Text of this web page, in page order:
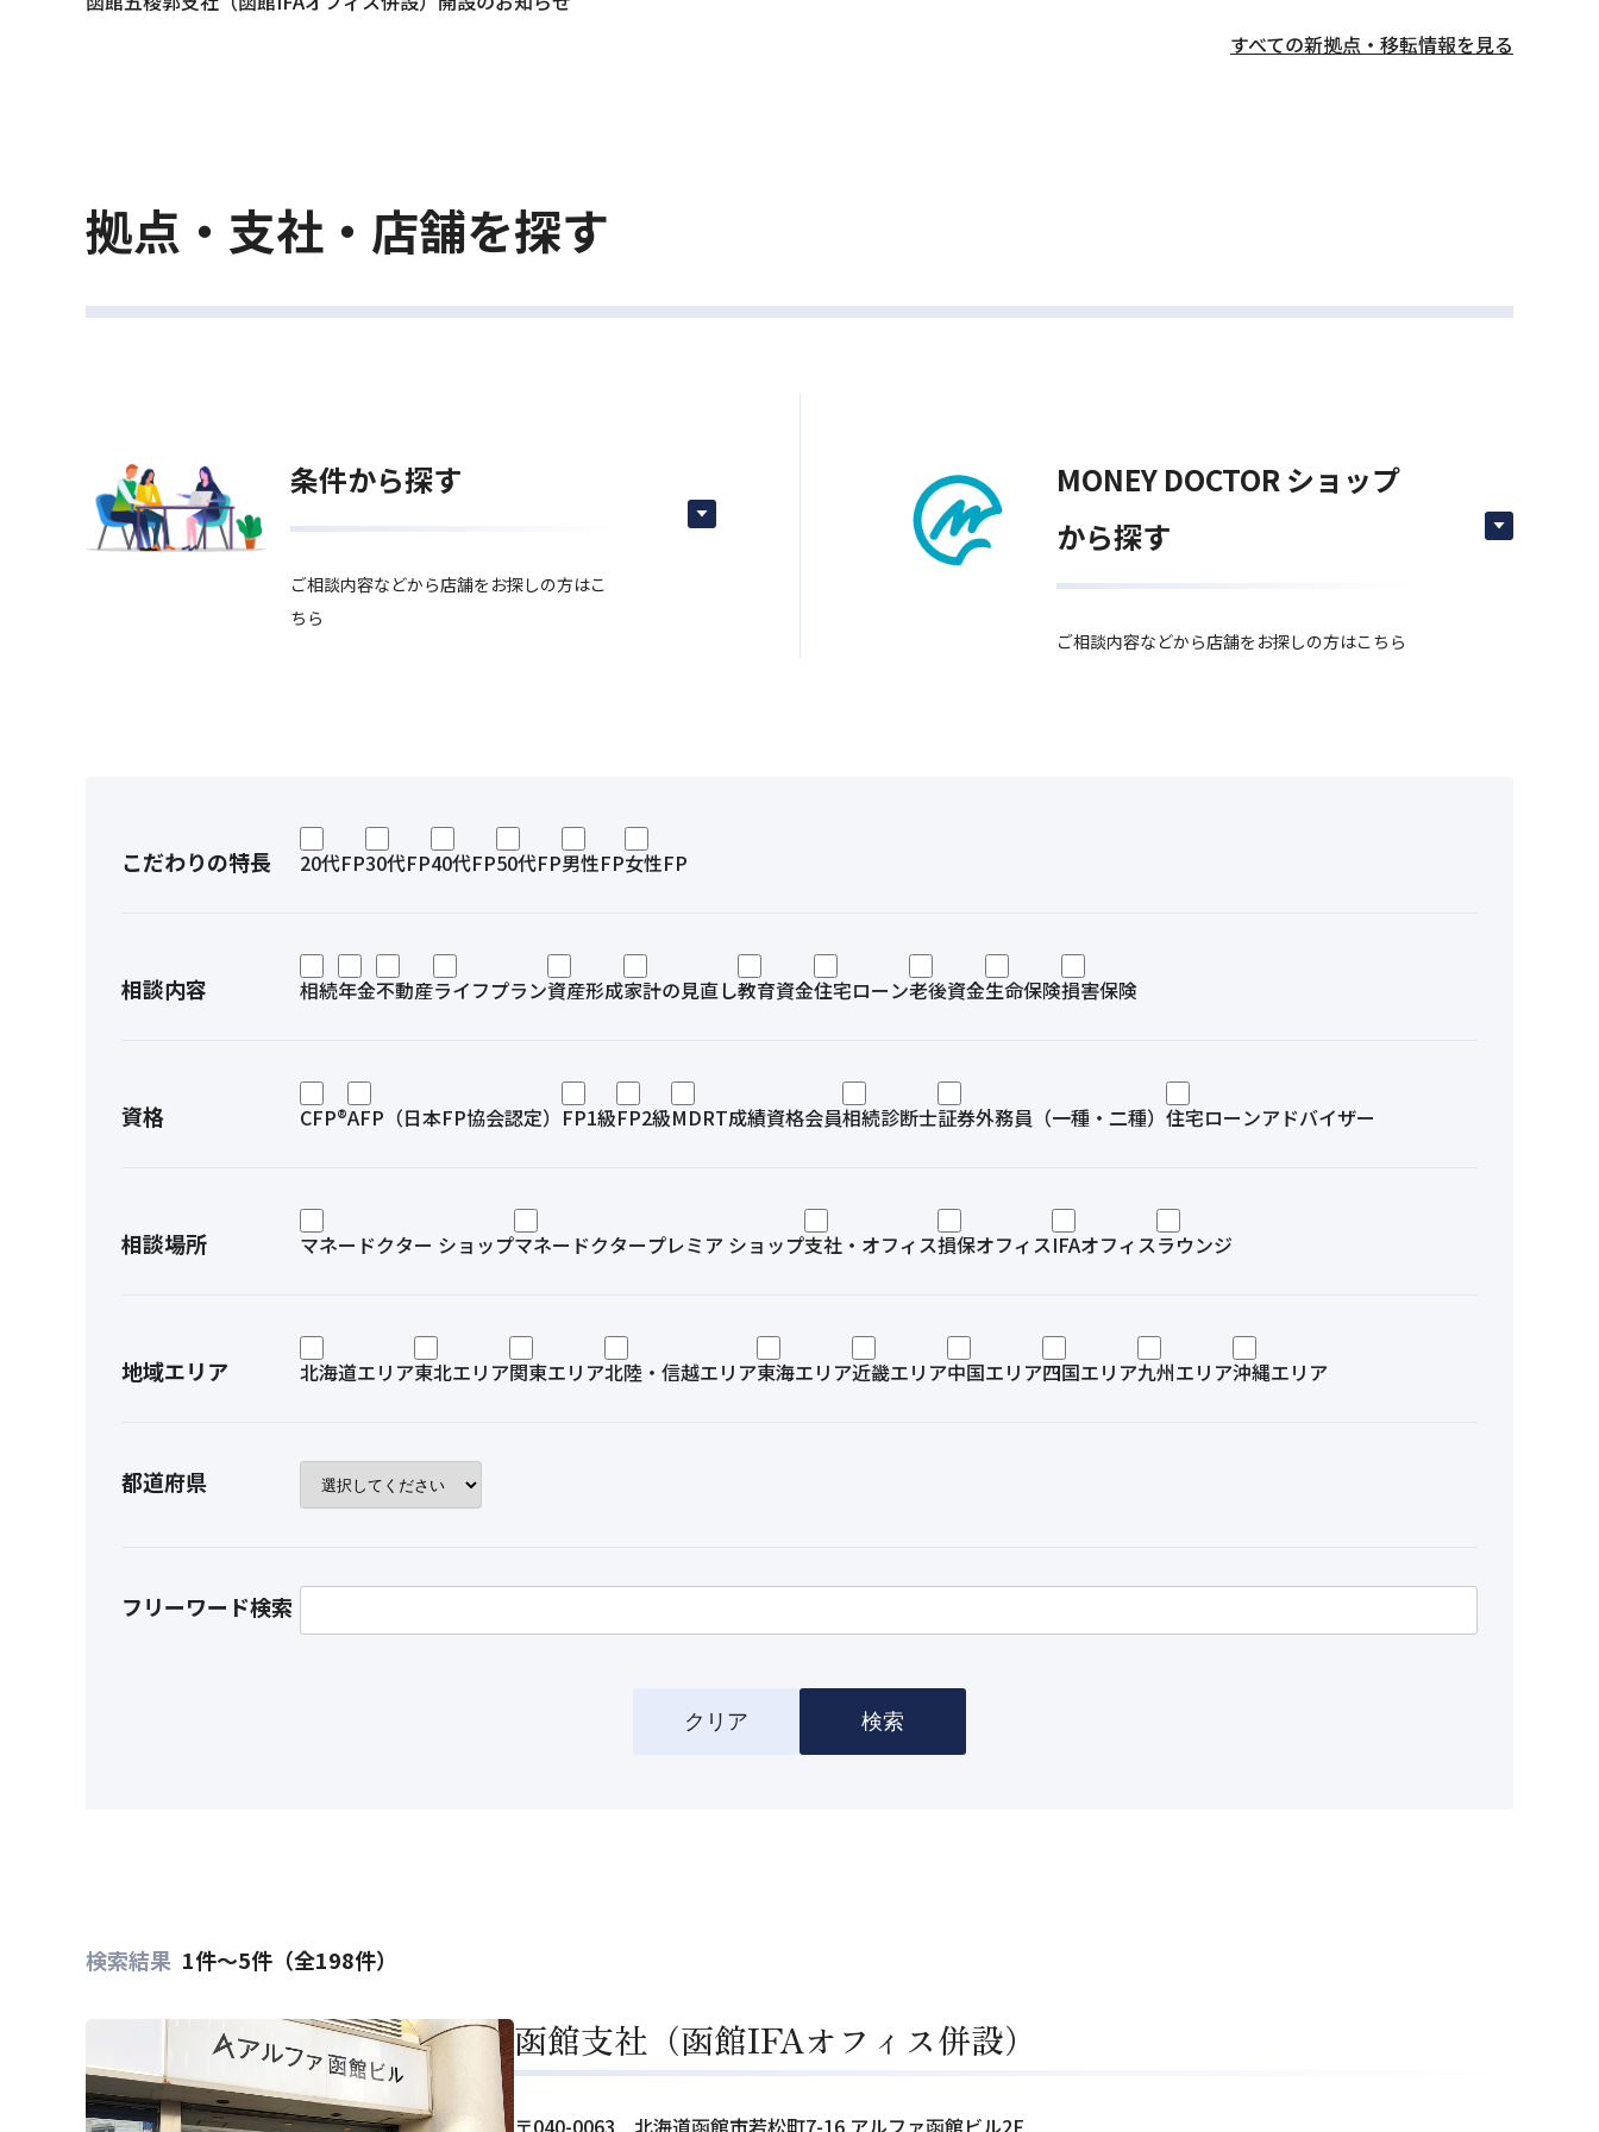
すべての新拠点・移転情報を見る
拠点・支社・店舗を探す
条件から探す
ご相談内容などから店舗をお探しの方はこ
ちら
MONEY DOCTOR ショップ
から探す
ご相談内容などから店舗をお探しの方はこちら
こだわりの特長 20代FP30代FP40代FP50代FP男性FP女性FP
相談内容 相続年金不動産ライフプラン資産形成家計の見直し教育資金住宅ローン老後資金生命保険損害保険
資格 CFP®AFP（日本FP協会認定） FP1級FP2級MDRT成績資格会員相続診断士証券外務員（一種・二種） 住宅ローンアドバイザー
相談場所 マネードクター ショップマネードクタープレミア ショップ支社・オフィス損保オフィスIFAオフィスラウンジ
地域エリア 北海道エリア東北エリア関東エリア北陸・信越エリア東海エリア近畿エリア中国エリア四国エリア九州エリア沖縄エリア
都道府県
フリーワード検索
検索
クリア
検索結果 1件～5件（全198件）
函館支社（函館IFAオフィス併設）
〒040-0063 北海道函館市若松町7-16 アルファ函館ビル2F